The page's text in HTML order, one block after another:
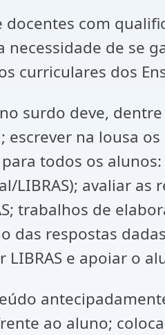
com
necessidade de se
curriculares dos
surdo deve,
na lousa
todos os
avaliar
trabalhos de
das respostas
e apoiar o
ao aluno;